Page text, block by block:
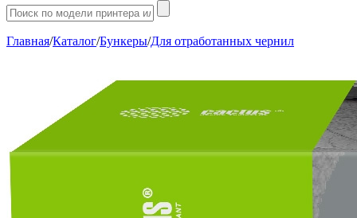
Главная/Каталог/Бункеры/Для отработанных чернил